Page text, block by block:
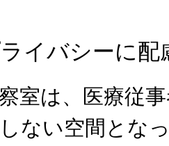
イバシーに配
室は、医療従
ない空間とな